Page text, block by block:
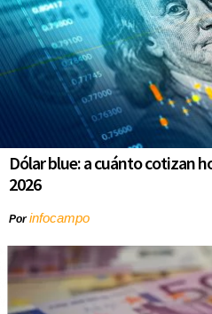
Dólar blue: a cuánto cotizan
2026
Porinfocampo